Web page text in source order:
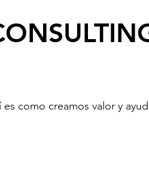
es como creamos valor y